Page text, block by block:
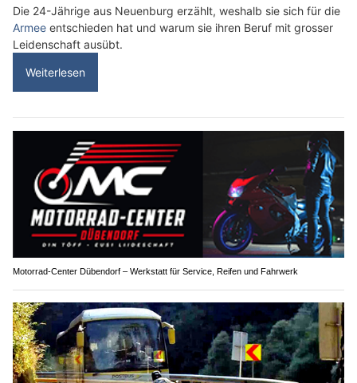
Die 24-Jährige aus Neuenburg erzählt, weshalb sie sich für die
Armee entschieden hat und warum sie ihren Beruf mit grosser
Leidenschaft ausübt.
Weiterlesen
Motorrad-Center Dübendorf – Werkstatt für Service, Reifen und Fahrwerk